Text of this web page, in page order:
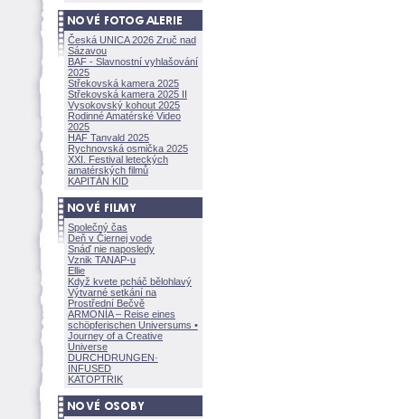
Česká UNICA 2026 Zruč nad
Sázavou
BAF - Slavnostní vyhlašování
2025
Střekovská kamera 2025
Střekovská kamera 2025 II
Vysokovský kohout 2025
Rodinné Amatérské Video
2025
HAF Tanvald 2025
Rychnovská osmička 2025
XXI. Festival leteckých
amatérských filmů
KAPITÁN KID
Společný čas
Deň v Čiernej vode
Snáď nie naposledy
Vznik TANAP-u
Ellie
Když kvete pcháč bělohlavý
Výtvarné setkání na
Prostřední Bečvě
ARMONÍA – Reise eines
schöpferischen Universums •
Journey of a Creative
Universe
DURCHDRUNGEN·
INFUSED
KATOPTRIK